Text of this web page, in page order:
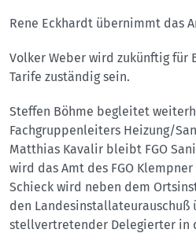
Rene Eckhardt übernimmt das
Volker Weber wird zukünftig für
Tarife zuständig sein.
Steffen Böhme begleitet
Fachgruppenleiters Heizung/
Matthias Kavalir bleibt FGO
wird das Amt des FGO
Schieck wird neben dem
den Landesinstallateurauschuß
stellvertretender Delegierter in